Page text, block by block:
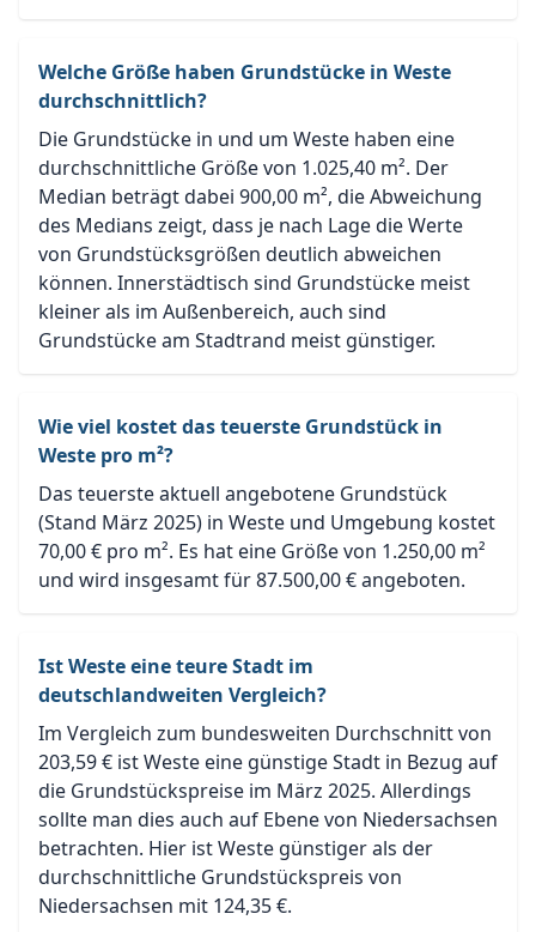
Welche Größe haben Grundstücke in Weste
durchschnittlich?
Die Grundstücke in und um Weste haben eine
durchschnittliche Größe von 1.025,40 m². Der
Median beträgt dabei 900,00 m², die Abweichung
des Medians zeigt, dass je nach Lage die Werte
von Grundstücksgrößen deutlich abweichen
können. Innerstädtisch sind Grundstücke meist
kleiner als im Außenbereich, auch sind
Grundstücke am Stadtrand meist günstiger.
Wie viel kostet das teuerste Grundstück in
Weste pro m²?
Das teuerste aktuell angebotene Grundstück
(Stand März 2025) in Weste und Umgebung kostet
70,00 € pro m². Es hat eine Größe von 1.250,00 m²
und wird insgesamt für 87.500,00 € angeboten.
Ist Weste eine teure Stadt im
deutschlandweiten Vergleich?
Im Vergleich zum bundesweiten Durchschnitt von
203,59 € ist Weste eine günstige Stadt in Bezug auf
die Grundstückspreise im März 2025. Allerdings
sollte man dies auch auf Ebene von Niedersachsen
betrachten. Hier ist Weste günstiger als der
durchschnittliche Grundstückspreis von
Niedersachsen mit 124,35 €.